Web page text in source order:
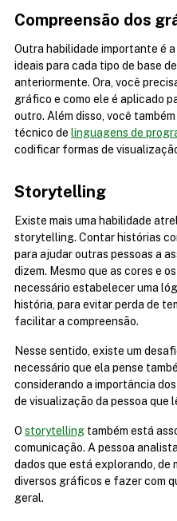
Compreensão dos
Outra habilidade importante é
ideais para cada tipo de base
anteriormente. Ora, você
gráfico e como ele é aplicado
outro. Além disso, você
técnico de linguagens de
codificar formas de
Storytelling
Existe mais uma habilidade
storytelling. Contar histórias
para ajudar outras pessoas a
dizem. Mesmo que as cores e
necessário estabelecer uma
história, para evitar perda de
facilitar a compreensão.
Nesse sentido, existe um
necessário que ela pense
considerando a importância
de visualização da pessoa que
O storytelling também está
comunicação. A pessoa
dados que está explorando, de
diversos gráficos e fazer com
geral.